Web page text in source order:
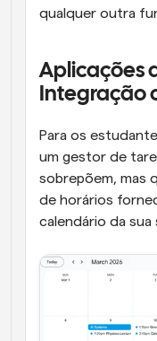
qualquer outra
Aplicações
Integração
Para os
um gestor de
sobrepõem, mas
de horários
calendário da sua